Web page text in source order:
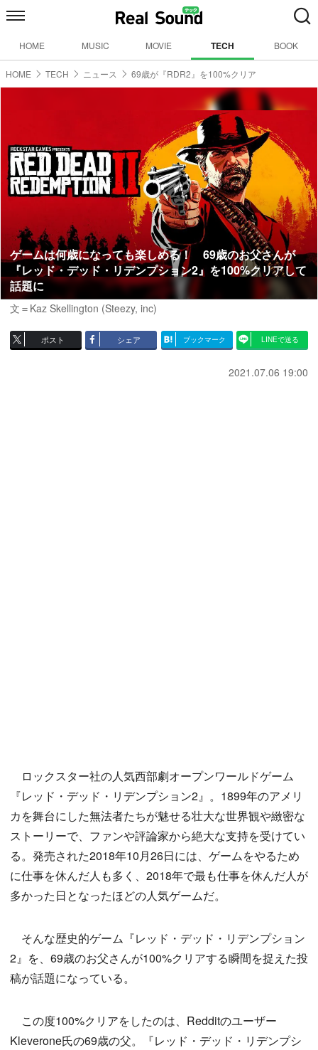
HOME MUSIC MOVIE TECH BOOK
HOME TECH ニュース 69歳が『RDR2』を100%クリア
ゲームは何歳になっても楽しめる！ 69歳のお父さんが
『レッド・デッド・リデンプション2』を100%クリアして
話題に
文＝Kaz Skellington (Steezy, inc)
ポスト シェア ブックマーク LINEで送る
2021.07.06 19:00
ロックスター社の人気西部劇オープンワールドゲーム
『レッド・デッド・リデンプション2』。1899年のアメリ
カを舞台にした無法者たちが魅せる壮大な世界観や緻密な
ストーリーで、ファンや評論家から絶大な支持を受けてい
る。発売された2018年10月26日には、ゲームをやるため
に仕事を休んだ人も多く、2018年で最も仕事を休んだ人が
多かった日となったほどの人気ゲームだ。
そんな歴史的ゲーム『レッド・デッド・リデンプション
2』を、69歳のお父さんが100%クリアする瞬間を捉えた投
稿が話題になっている。
この度100%クリアをしたのは、Redditのユーザー
Kleverone氏の69歳の父。『レッド・デッド・リデンプシ